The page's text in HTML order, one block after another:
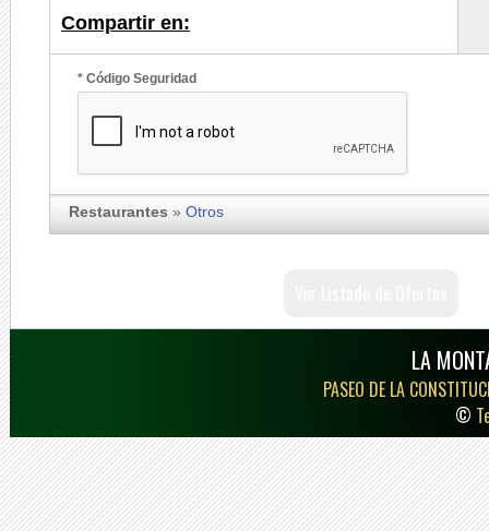
Compartir en:
* Código Seguridad
Restaurantes » Otros
LA
PASEO DE LA
©